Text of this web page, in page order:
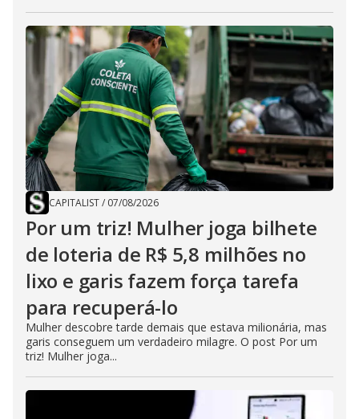
CAPITALIST/ 07/08/2026
Por um triz! Mulher joga bilhete
de loteria de R$ 5,8 milhões no
lixo e garis fazem força tarefa
para recuperá-lo
Mulher descobre tarde demais que estava milionária, mas
garis conseguem um verdadeiro milagre. O post Por um
triz! Mulher joga...